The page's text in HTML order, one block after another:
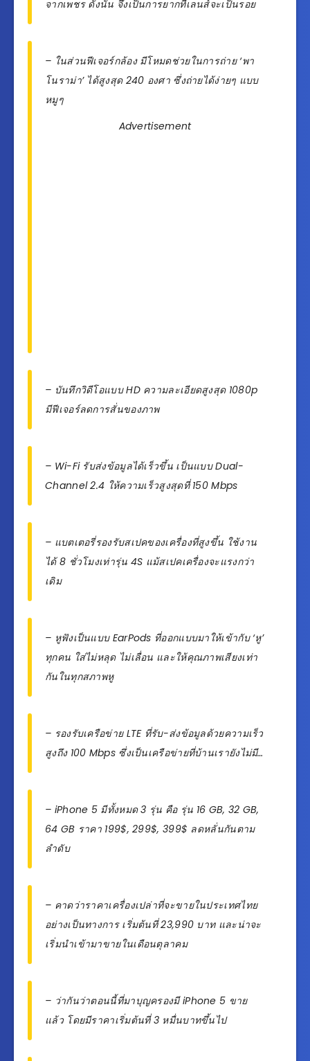
จากเพชร ดังนั้น จึงเป็นการยากที่เลนส์จะเป็นรอย
– ในส่วนฟีเจอร์กล้อง มีโหมดช่วยในการถ่าย ‘พา
โนราม่า’ ได้สูงสุด 240 องศา ซึ่งถ่ายได้ง่ายๆ แบบ
หมูๆ
Advertisement
– บันทึกวิดีโอแบบ HD ความละเอียดสูงสุด 1080p
มีฟีเจอร์ลดการสั่นของภาพ
– Wi-Fi รับส่งข้อมูลได้เร็วขึ้น เป็นแบบ Dual-
Channel 2.4 ให้ความเร็วสูงสุดที่ 150 Mbps
– แบตเตอรี่รองรับสเปคของเครื่องที่สูงขึ้น ใช้งาน
ได้ 8 ชั่วโมงเท่ารุ่น 4S แม้สเปคเครื่องจะแรงกว่า
เดิม
– หูฟังเป็นแบบ EarPods ที่ออกแบบมาให้เข้ากับ ‘หู’
ทุกคน ใส่ไม่หลุด ไม่เลื่อน และให้คุณภาพเสียงเท่า
กันในทุกสภาพหู
– รองรับเครือข่าย LTE ที่รับ-ส่งข้อมูลด้วยความเร็ว
สูงถึง 100 Mbps ซึ่งเป็นเครือข่ายที่บ้านเรายังไม่มี…
– iPhone 5 มีทั้งหมด 3 รุ่น คือ รุ่น 16 GB, 32 GB,
64 GB ราคา 199$, 299$, 399$ ลดหลั่นกันตาม
ลำดับ
– คาดว่าราคาเครื่องเปล่าที่จะขายในประเทศไทย
อย่างเป็นทางการ เริ่มต้นที่ 23,990 บาท และน่าจะ
เริ่มนำเข้ามาขายในเดือนตุลาคม
– ว่ากันว่าตอนนี้ที่มาบุญครองมี iPhone 5 ขาย
แล้ว โดยมีราคาเริ่มต้นที่ 3 หมื่นบาทขึ้นไป